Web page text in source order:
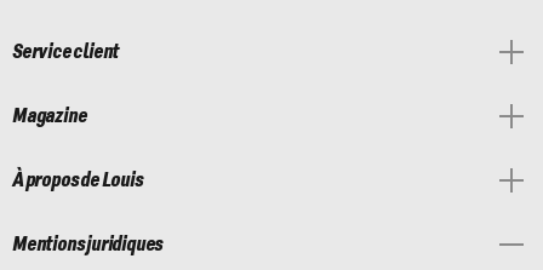
Service client
Magazine
À propos de Louis
Mentions juridiques